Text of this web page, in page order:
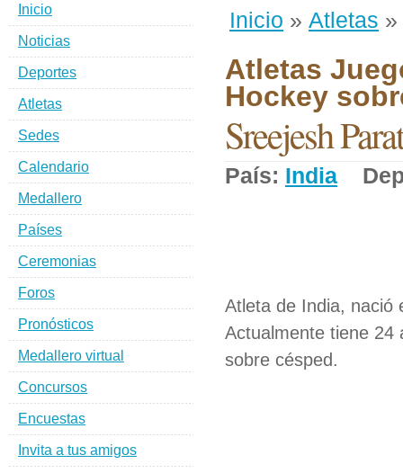
Inicio » Atletas »
Atletas
Hockey
Sreejesh
País: India
Atleta de India, nació
Actualmente tiene 24
sobre césped.
Inicio
Noticias
Deportes
Atletas
Sedes
Calendario
Medallero
Países
Ceremonias
Foros
Pronósticos
Medallero virtual
Concursos
Encuestas
Invita a tus amigos